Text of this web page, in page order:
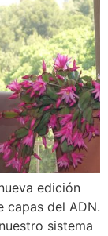
edición
capas del ADN.
sistema